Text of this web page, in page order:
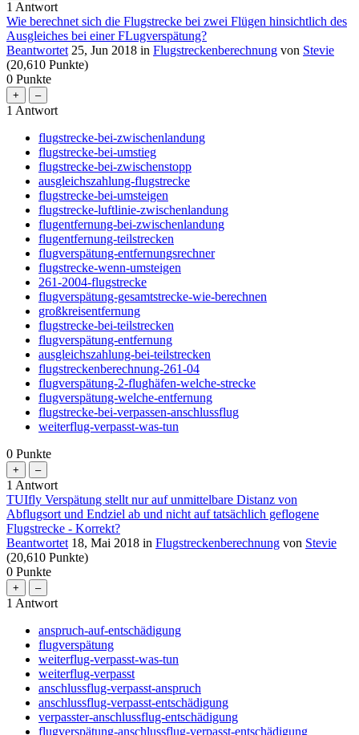
1 Antwort
Wie berechnet sich die Flugstrecke bei zwei Flügen hinsichtlich des
Ausgleiches bei einer FLugverspätung?
Beantwortet 25, Jun 2018 in Flugstreckenberechnung von Stevie
(20,610 Punkte)
0 Punkte
1 Antwort
flugstrecke-bei-zwischenlandung
flugstrecke-bei-umstieg
flugstrecke-bei-zwischenstopp
ausgleichszahlung-flugstrecke
flugstrecke-bei-umsteigen
flugstrecke-luftlinie-zwischenlandung
flugentfernung-bei-zwischenlandung
flugentfernung-teilstrecken
flugverspätung-entfernungsrechner
flugstrecke-wenn-umsteigen
261-2004-flugstrecke
flugverspätung-gesamtstrecke-wie-berechnen
großkreisentfernung
flugstrecke-bei-teilstrecken
flugverspätung-entfernung
ausgleichszahlung-bei-teilstrecken
flugstreckenberechnung-261-04
flugverspätung-2-flughäfen-welche-strecke
flugverspätung-welche-entfernung
flugstrecke-bei-verpassen-anschlussflug
weiterflug-verpasst-was-tun
0 Punkte
1 Antwort
TUIfly Verspätung stellt nur auf unmittelbare Distanz von
Abflugsort und Endziel ab und nicht auf tatsächlich geflogene
Flugstrecke - Korrekt?
Beantwortet 18, Mai 2018 in Flugstreckenberechnung von Stevie
(20,610 Punkte)
0 Punkte
1 Antwort
anspruch-auf-entschädigung
flugverspätung
weiterflug-verpasst-was-tun
weiterflug-verpasst
anschlussflug-verpasst-anspruch
anschlussflug-verpasst-entschädigung
verpasster-anschlussflug-entschädigung
flugverspätung-anschlussflug-verpasst-entschädigung